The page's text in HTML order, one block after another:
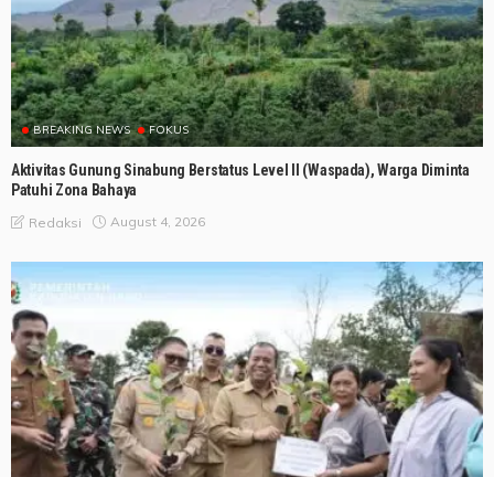
BREAKING NEWS FOKUS
Aktivitas Gunung Sinabung Berstatus Level II (Waspada), Warga Diminta
Patuhi Zona Bahaya
Redaksi August 4, 2026